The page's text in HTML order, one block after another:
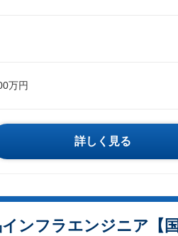
万円
詳しく見る
インフラエンジニア【